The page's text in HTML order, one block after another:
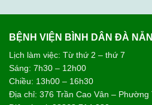
BỆNH VIỆN BÌNH DÂN ĐÀ
Lịch làm việc: Từ thứ 2 – thứ 7
Sáng: 7h30 – 12h00
Chiều: 13h00 – 16h30
Địa chỉ: 376 Trần Cao Vân – Phường